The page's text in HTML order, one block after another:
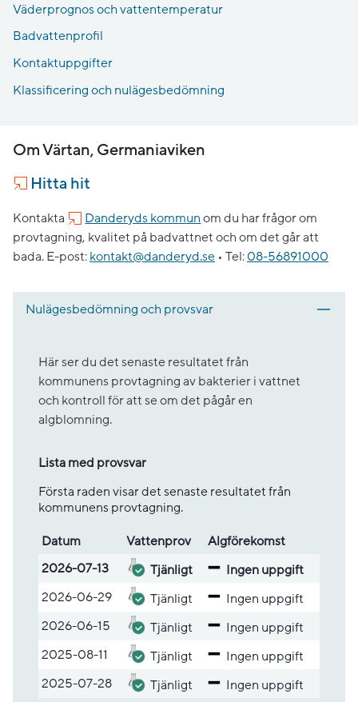
Väderprognos och vattentemperatur
Badvattenprofil
Kontaktuppgifter
Klassificering och nulägesbedömning
Om Värtan, Germaniaviken
Hitta hit
Kontakta Danderyds kommun om du har frågor om
provtagning, kvalitet på badvattnet och om det går att
bada. E-post: kontakt@danderyd.se • Tel: 08-56891000
Nulägesbedömning och provsvar
Här ser du det senaste resultatet från
kommunens provtagning av bakterier i vattnet
och kontroll för att se om det pågår en
algblomning.
Lista med provsvar
Första raden visar det senaste resultatet från
kommunens provtagning.
Lista med provsvar
Datum Vatten­prov
Alg­före­komst
2026-07-13
Tjänligt
Ingen uppgift
2026-06-29
Tjänligt
Ingen uppgift
2026-06-15
Tjänligt
Ingen uppgift
2025-08-11
Tjänligt
Ingen uppgift
2025-07-28
Tjänligt Ingen uppgift